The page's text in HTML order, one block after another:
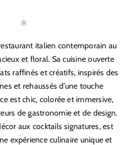
italien contemporain au
et floral. Sa cuisine ouverte
raffinés et créatifs, inspirés des
et rehaussés d’une touche
est chic, colorée et immersive,
de gastronomie et de design.
aux cocktails signatures, est
expérience culinaire unique et